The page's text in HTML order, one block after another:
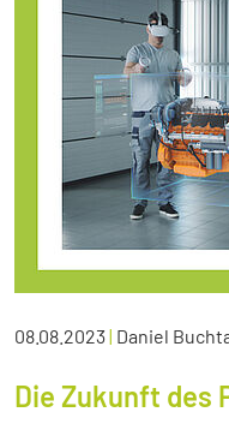
08.08.2023| Daniel
Die Zukunft des